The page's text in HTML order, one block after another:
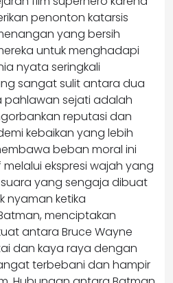
penonton katarsis
yang bersih
untuk menghadapi
nyata seringkali
sangat sulit antara dua
pahlawan sejati adalah
reputasi dan
kebaikan yang lebih
beban moral ini
ekspresi wajah yang
yang sengaja dibuat
nyaman ketika
menciptakan
antara Bruce Wayne
dan kaya raya dengan
terbebani dan hampir